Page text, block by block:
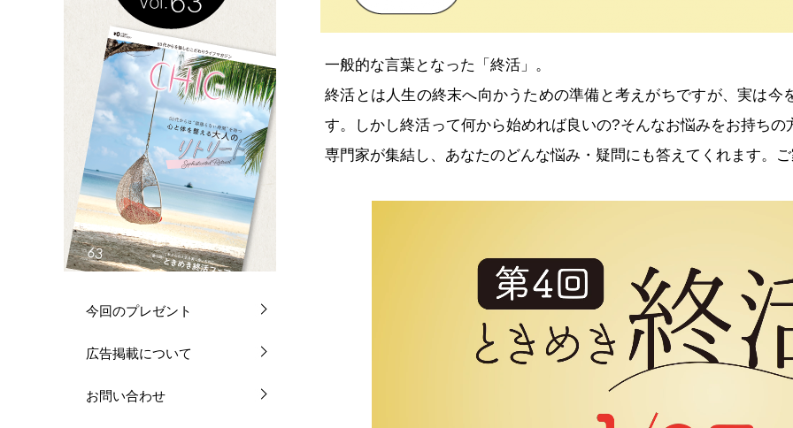
一般的な言葉となった「終活」。
終活とは人生の終末へ向かうための準備と考えがちですが、実は
す。しかし終活って何から始めれば良いの?そんなお悩みをお持ち
専門家が集結し、あなたのどんな悩み・疑問にも答えてくれます。
今回のプレゼント
広告掲載について
お問い合わせ